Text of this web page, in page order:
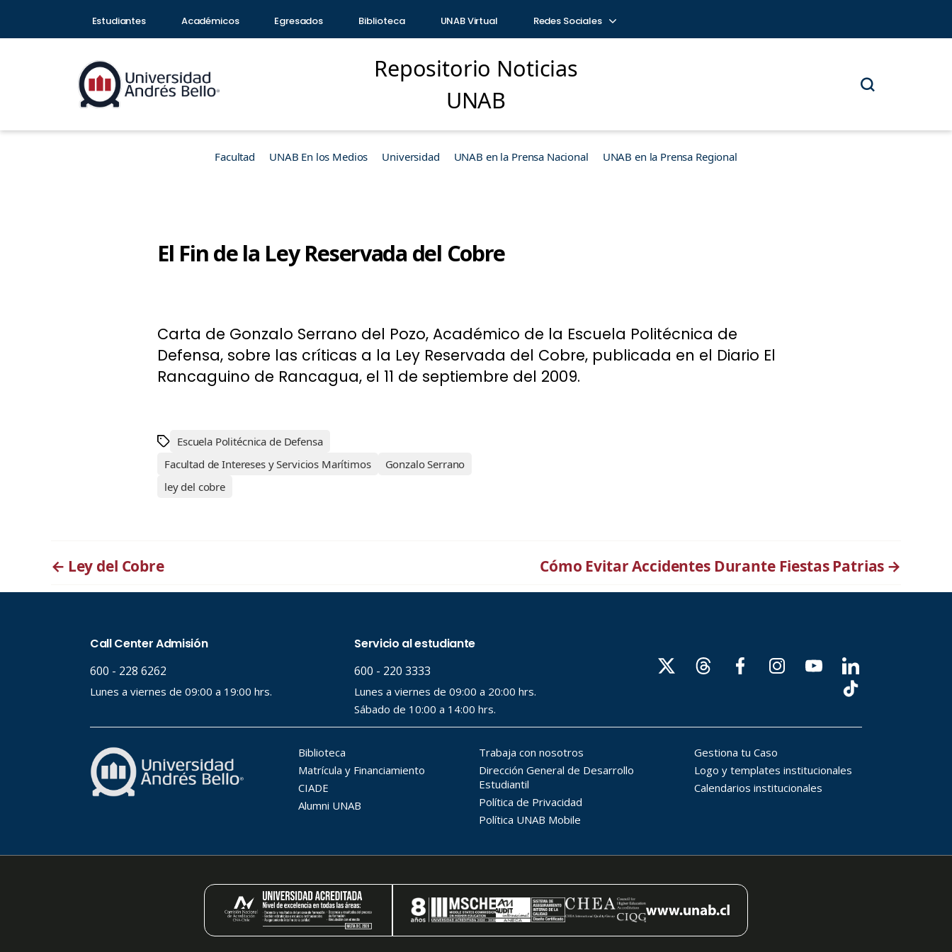
Estudiantes Académicos Egresados Biblioteca UNAB Virtual Redes Sociales
Repositorio Noticias
UNAB
Facultad UNAB En los Medios Universidad UNAB en la Prensa Nacional UNAB en la Prensa Regional
El Fin de la Ley Reservada del Cobre
Carta de Gonzalo Serrano del Pozo, Académico de la Escuela Politécnica de
Defensa, sobre las críticas a la Ley Reservada del Cobre, publicada en el Diario El
Rancaguino de Rancagua, el 11 de septiembre del 2009.
Escuela Politécnica de Defensa
Facultad de Intereses y Servicios Marítimos
Gonzalo Serrano
ley del cobre
← Ley del Cobre Cómo Evitar Accidentes Durante Fiestas Patrias →